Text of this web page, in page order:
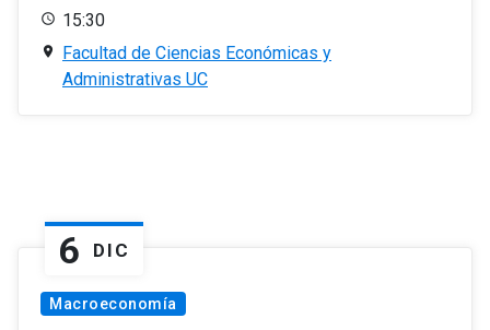
15:30
Facultad de Ciencias Económicas y
Administrativas UC
6 DIC
Macroeconomía